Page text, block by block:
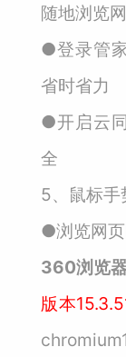
随地浏览
●登录管
省时省力
●开启云
全
5、鼠标手
●浏览网
360浏览
版本